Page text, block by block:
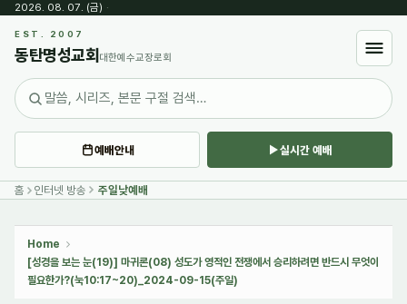
2026. 08. 07. (금) ·
EST. 2007
동탄명성교회 대한예수교장로회
예배안내 실시간 예배
홈 인터넷 방송 주일낮예배
Home
[성경을 보는 눈(19)] 마귀론(08) 성도가 영적인 전쟁에서 승리하려면 반드시 무엇이
필요한가?(눅10:17~20)_2024-09-15(주일)
Sketchbook5, 스케치북5
Sketchbook5, 스케치북5